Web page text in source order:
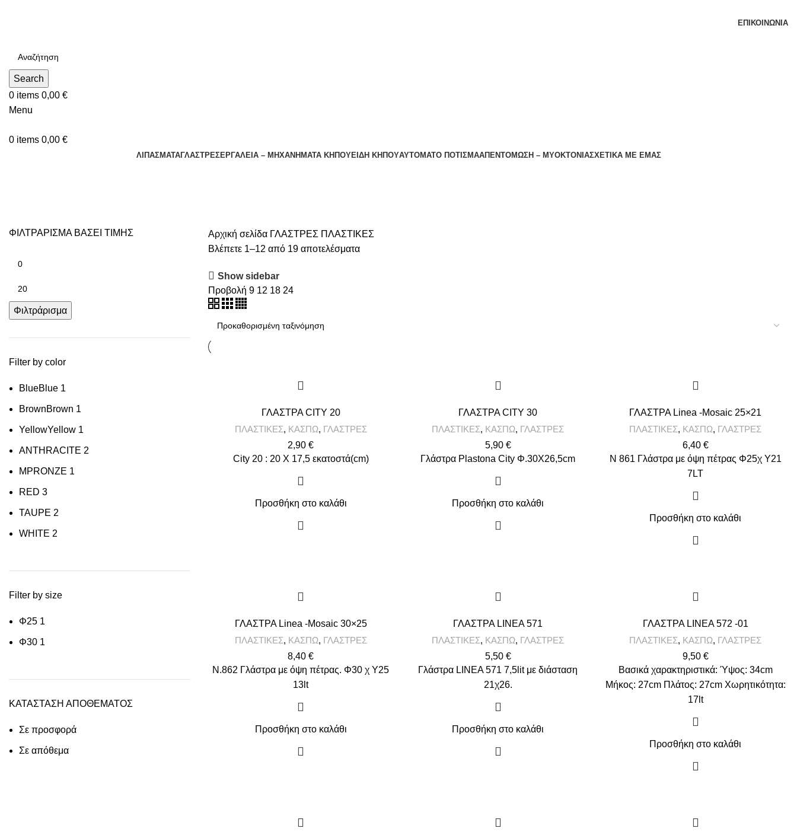
ΕΠΙΚΟΙΝΩΝΊΑ
Search
0 items 0,00 €
Menu
0 items 0,00 €
ΛΙΠΑΣΜΑΤΑΓΛΑΣΤΡΕΣΕΡΓΑΛΕΙΑ – ΜΗΧΑΝΗΜΑΤΑ ΚΗΠΟΥΕΊΔΗ ΚΉΠΟΥΑΥΤΌΜΑΤΟ ΠΌΤΙΣΜΑΑΠΕΝΤΟΜΩΣΗ – ΜΥΟΚΤΟΝΙΑΣΧΕΤΙΚΆ ΜΕ ΕΜΆΣ
ΦΙΛΤΡΑΡΙΣΜΑ ΒΑΣΕΙ ΤΙΜΗΣ
Φιλτράρισμα
Filter by color
BlueBlue 1
BrownBrown 1
YellowYellow 1
ANTHRACITE 2
MPRONZE 1
RED 3
TAUPE 2
WHITE 2
Filter by size
Φ25 1
Φ30 1
ΚΑΤΑΣΤΑΣΗ ΑΠΟΘΕΜΑΤΟΣ
Σε προσφορά
Σε απόθεμα
Αρχική σελίδα ΓΛΑΣΤΡΕΣ ΠΛΑΣΤΙΚΕΣ
Βλέπετε 1–12 από 19 αποτελέσματα
Show sidebar
Προβολή 9 12 18 24
ΓΛΑΣΤΡΑ CITY 20
ΠΛΑΣΤΙΚΕΣ, ΚΑΣΠΩ, ΓΛΑΣΤΡΕΣ
2,90€
City 20 : 20 X 17,5 εκατοστά(cm)
Προσθήκη στο καλάθι
ΓΛΑΣΤΡΑ CITY 30
ΠΛΑΣΤΙΚΕΣ, ΚΑΣΠΩ, ΓΛΑΣΤΡΕΣ
5,90 €
Γλάστρα Plastona City Φ.30X26,5cm
Προσθήκη στο καλάθι
ΓΛΑΣΤΡΑ Linea -Mosaic 25×21
ΠΛΑΣΤΙΚΕΣ, ΚΑΣΠΩ, ΓΛΑΣΤΡΕΣ
6,40 €
N 861 Γλάστρα με όψη πέτρας Φ25χ Υ21
7LT
Προσθήκη στο καλάθι
ΓΛΑΣΤΡΑ Linea -Mosaic 30×25
ΠΛΑΣΤΙΚΕΣ, ΚΑΣΠΩ, ΓΛΑΣΤΡΕΣ
8,40€
N.862 Γλάστρα με όψη πέτρας. Φ30 χ Υ25
13lt
Προσθήκη στο καλάθι
ΓΛΑΣΤΡΑ LINEA 571
ΠΛΑΣΤΙΚΕΣ, ΚΑΣΠΩ, ΓΛΑΣΤΡΕΣ
5,50 €
Γλάστρα LINEA 571 7,5lit με διάσταση
21χ26.
Προσθήκη στο καλάθι
ΓΛΑΣΤΡΑ LINEA 572 -01
ΠΛΑΣΤΙΚΕΣ, ΚΑΣΠΩ, ΓΛΑΣΤΡΕΣ
9,50 €
Βασικά χαρακτηριστικά: Ύψος: 34cm
Μήκος: 27cm Πλάτος: 27cm Χωρητικότητα:
17lt
Προσθήκη στο καλάθι